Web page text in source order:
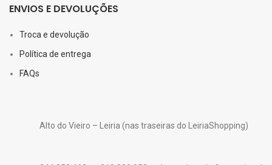
ENVIOS E DEVOLUÇÕES
Troca e devolução
Política de entrega
FAQs
Alto do Vieiro – Leiria (nas traseiras do LeiriaShopping)